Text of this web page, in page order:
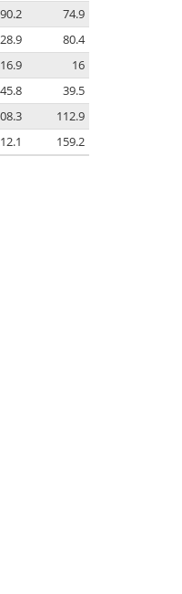
90.2
74.9
28.9
80.4
16.9
16
45.8
39.5
112.9
159.2